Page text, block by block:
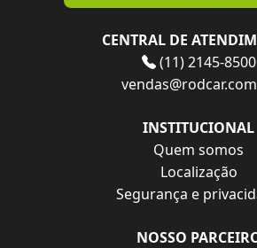
CENTRAL DE
(11) 2145-8500
INSTITUCIONAL
Quem somos
Localização
Segurança e
NOSSO